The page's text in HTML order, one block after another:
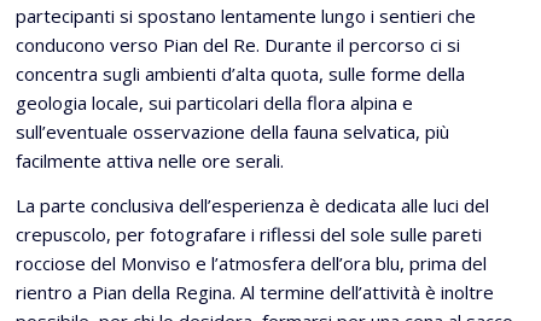
partecipanti si spostano lentamente lungo i sentieri che
conducono verso Pian del Re. Durante il percorso ci si
concentra sugli ambienti d’alta quota, sulle forme della
geologia locale, sui particolari della flora alpina e
sull’eventuale osservazione della fauna selvatica, più
facilmente attiva nelle ore serali.
La parte conclusiva dell’esperienza è dedicata alle luci del
crepuscolo, per fotografare i riflessi del sole sulle pareti
rocciose del Monviso e l’atmosfera dell’ora blu, prima del
rientro a Pian della Regina. Al termine dell’attività è inoltre